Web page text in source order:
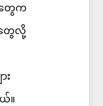
တွေက
တွေလို့
း
။